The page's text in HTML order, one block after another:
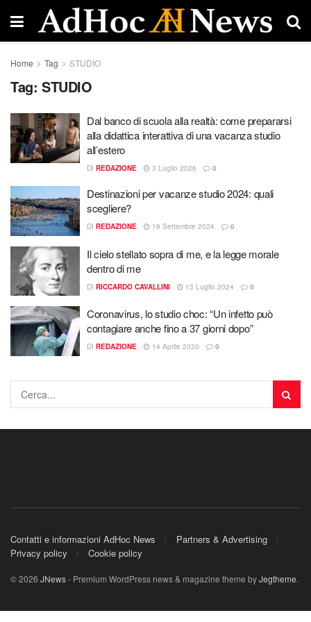
Home Tag STUDIO
Tag: STUDIO
Dal banco di scuola alla realtà: come prepararsi
alla didattica interattiva di una vacanza studio
all’estero
DI REDAZIONE 3 Luglio 2026 0
Destinazioni per vacanze studio 2024: quali
scegliere?
DI REDAZIONE 19 Settembre 2024 0
Il cielo stellato sopra di me, e la legge morale
dentro di me
DI RICCARDO CAVALLINI 13 Luglio 2024 0
Coronavirus, lo studio choc: “Un infetto può
contagiare anche fino a 37 giorni dopo”
DI REDAZIONE 14 Aprile 2020 0
Contatti e informazioni AdHoc News
Partners & Advertising
Privacy policy
Cookie policy
© 2026 JNews- Premium WordPress news & magazine theme byJegtheme.